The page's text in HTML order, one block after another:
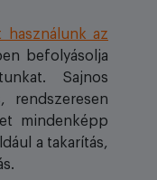
használunk az
befolyásolja
Sajnos
rendszeresen
mindenképp
a takarítás,